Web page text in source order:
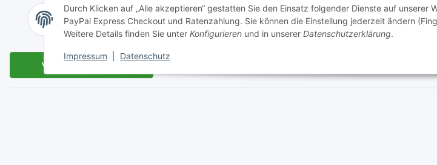
Durch Klicken auf „Alle akzeptieren“ gestatten Sie den Einsatz folgender Dienste auf unserer
PayPal Express Checkout und Ratenzahlung. Sie können die Einstellung jederzeit ändern
Weitere Details finden Sie unter Konfigurieren und in unserer Datenschutzerklärung.
Impressum Datenschutz
Sitemap
Vertrag widerrufen